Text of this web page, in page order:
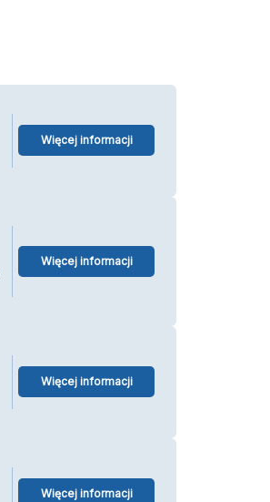
Więcej informacji
Więcej informacji
Więcej informacji
Więcej informacji